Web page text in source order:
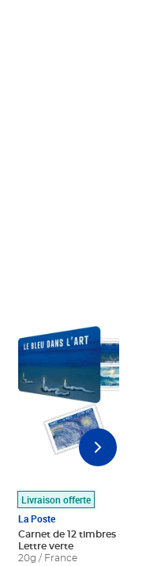
Livraison offerte
La Poste
Carnet de 12 timbres - Le
Lettre verte
20g / France